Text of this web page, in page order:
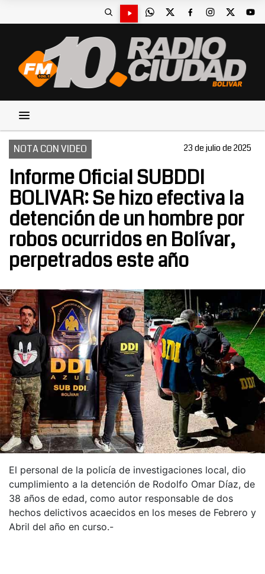
NOTA CON VIDEO 23 de julio de 2025
Informe Oficial SUBDDI
BOLIVAR: Se hizo efectiva la
detención de un hombre por
robos ocurridos en Bolívar,
perpetrados este año
El personal de la policía de investigaciones local, dio
cumplimiento a la detención de Rodolfo Omar Díaz, de
38 años de edad, como autor responsable de dos
hechos delictivos acaecidos en los meses de Febrero y
Abril del año en curso.-